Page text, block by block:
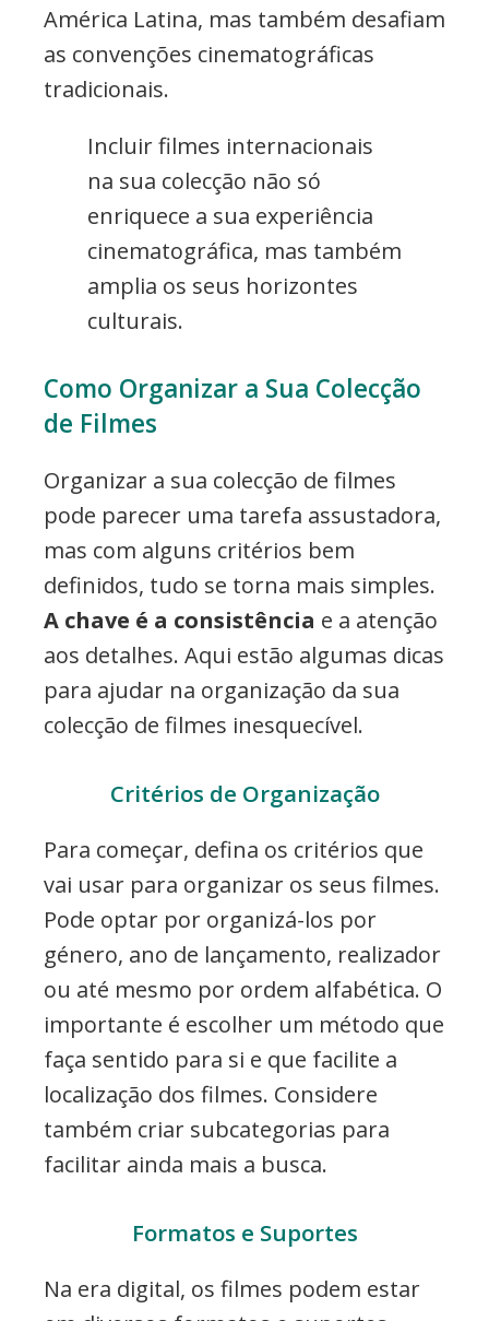
América Latina, mas também desafiam
as convenções cinematográficas
tradicionais.
Incluir filmes internacionais
na sua colecção não só
enriquece a sua experiência
cinematográfica, mas também
amplia os seus horizontes
culturais.
Como Organizar a Sua Colecção
de Filmes
Organizar a sua colecção de filmes
pode parecer uma tarefa assustadora,
mas com alguns critérios bem
definidos, tudo se torna mais simples.
A chave é a consistência e a atenção
aos detalhes. Aqui estão algumas dicas
para ajudar na organização da sua
colecção de filmes inesquecível.
Critérios de Organização
Para começar, defina os critérios que
vai usar para organizar os seus filmes.
Pode optar por organizá-los por
género, ano de lançamento, realizador
ou até mesmo por ordem alfabética. O
importante é escolher um método que
faça sentido para si e que facilite a
localização dos filmes. Considere
também criar subcategorias para
facilitar ainda mais a busca.
Formatos e Suportes
Na era digital, os filmes podem estar